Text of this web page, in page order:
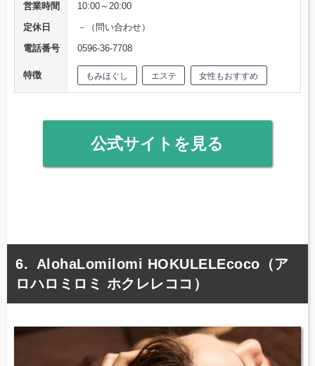
営業時間
10:00～20:00
定休日
－（問い合わせ）
電話番号
0596-36-7708
特徴 もみほぐし エステ 女性もおすすめ
公式サイトを見る
AlohaLomilomi HOKULELEcoco（ア
ロハロミロミ ホクレレココ）